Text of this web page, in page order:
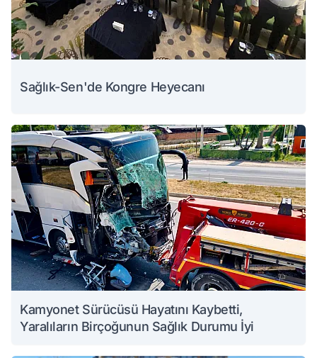
Sağlık-Sen'de Kongre Heyecanı
Kamyonet Sürücüsü Hayatını Kaybetti,
Yaralıların Birçoğunun Sağlık Durumu İyi